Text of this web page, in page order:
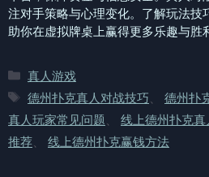
注对手策略与心理变化。了解玩法技
助你在虚拟牌桌上赢得更多乐趣与胜
分
类
真人游戏
标
签
德州扑克真人对战技巧 德州扑
真人玩家常见问题
线上德州扑克真
推荐
线上德州扑克赢钱方法